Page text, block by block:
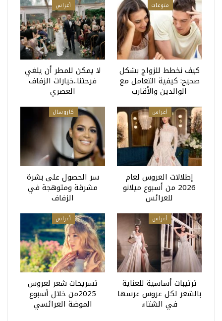
منوعات
كيف نخطط للزواج بشكل
صحيح: كيفية التعامل مع
الوالدين والأقارب
أعراس
لا يمكن للمطر أن يلغي
فرحتنا..خيارات الزفاف
العصري
أعراس
إطلالات العروس لعام
2026 من أسبوع ميلانو
للعرائس
كاروسال
سر الحصول على بشرة
مشرقة ومتوهجة في
الزفاف
أعراس
ترتيبات أساسية للعناية
بالشعر لكل عروس عرسها
في الشتاء
أعراس
تسريحات شعر لعروس
2025من خلال أسبوع
الموضة العرائسي